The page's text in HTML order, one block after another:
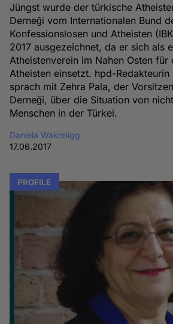
Jüngst wurde der türkische
Derneği vom Internationalen Bund
Konfessionslosen und Atheisten
2017 ausgezeichnet, da er sich als
Atheistenverein im Nahen Osten für
Atheisten einsetzt. hpd-
sprach mit Zehra Pala, der
Derneği, über die Situation von
Menschen in der Türkei.
Daniela Wakonigg
17.06.2017
PROFILE